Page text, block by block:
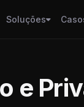
Soluções
e